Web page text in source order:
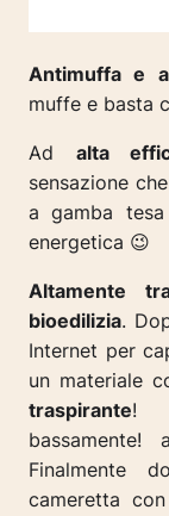
Antimuffa e
muffe e basta
Ad alta
sensazione
a gamba tesa
energetica 😉
Altamente
bioedilizia.
Internet per
un materiale
traspirante!
Finalmente
cameretta